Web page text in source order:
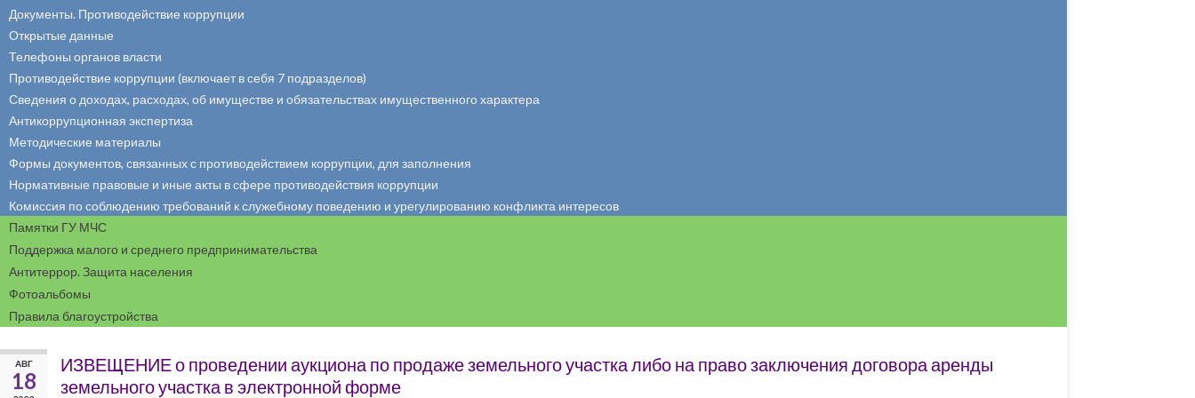
Документы. Противодействие коррупции
Открытые данные
Телефоны органов власти
Противодействие коррупции (включает в себя 7 подразделов)
Сведения о доходах, расходах, об имуществе и обязательствах имущественного характера
Антикоррупционная экспертиза
Методические материалы
Формы документов, связанных с противодействием коррупции, для заполнения
Нормативные правовые и иные акты в сфере противодействия коррупции
Комиссия по соблюдению требований к служебному поведению и урегулированию конфликта интересов
Памятки ГУ МЧС
Поддержка малого и среднего предпринимательства
Антитеррор. Защита населения
Фотоальбомы
Правила благоустройства
АВГ
18
ИЗВЕЩЕНИЕ о проведении аукциона по продаже земельного участка либо на право заключения договора аренды
земельного участка в электронной форме